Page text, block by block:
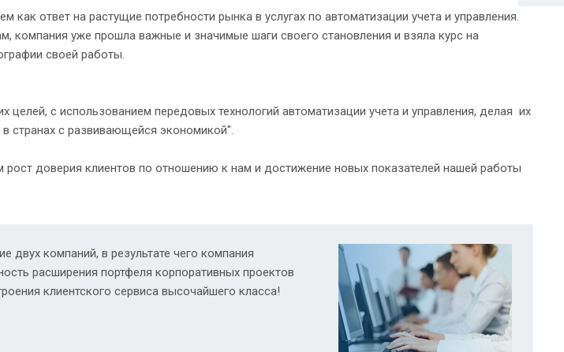
как ответ на растущие потребности рынка в услугах по автоматизации учета и управления.
компания уже прошла важные и значимые шаги своего становления и взяла курс на
своей работы.
целей, с использованием передовых технологий автоматизации учета и управления, делая их
странах с развивающейся экономикой".
доверия клиентов по отношению к нам и достижение новых показателей нашей работы
двух компаний, в результате чего компания
расширения портфеля корпоративных проектов
клиентского сервиса высочайшего класса!